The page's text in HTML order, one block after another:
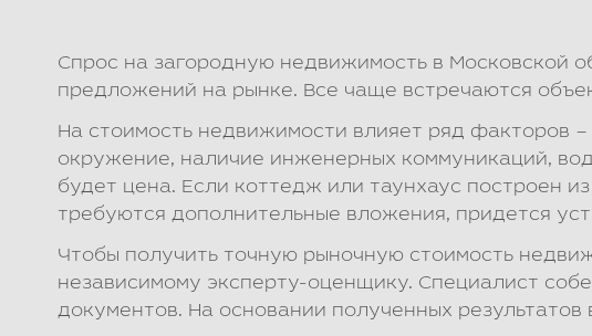
Спрос на загородную недвижимость в Московской
предложений на рынке. Все чаще встречаются
На стоимость недвижимости влияет ряд факторов
окружение, наличие инженерных коммуникаций,
будет цена. Если коттедж или таунхаус построен
требуются дополнительные вложения, придется
Чтобы получить точную рыночную стоимость
независимому эксперту-оценщику. Специалист
документов. На основании полученных